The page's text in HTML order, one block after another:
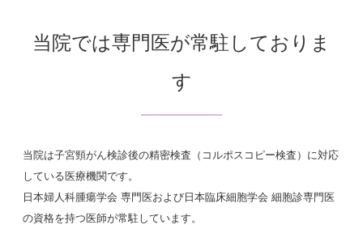
当院では専門医が常駐しておりま
す
当院は子宮頸がん検診後の精密検査（コルポスコピー検査）に対応
している医療機関です。
日本婦人科腫瘍学会 専門医および日本臨床細胞学会 細胞診専門医
の資格を持つ医師が常駐しています。